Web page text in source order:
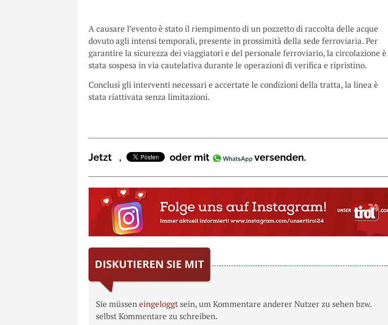
A causare l’evento è stato il riempimento di un pozzetto di raccolta delle acque
dovuto agli intensi temporali, presente in prossimità della sede ferroviaria. Per
garantire la sicurezza dei viaggiatori e del personale ferroviario, la circolazione è
stata sospesa in via cautelativa durante le operazioni di verifica e ripristino.
Conclusi gli interventi necessari e accertate le condizioni della tratta, la linea è
stata riattivata senza limitazioni.
Jetzt , oder mit versenden.
Sie müsseneingeloggt sein, um Kommentare anderer Nutzer zu sehen bzw.
selbst Kommentare zu schreiben.